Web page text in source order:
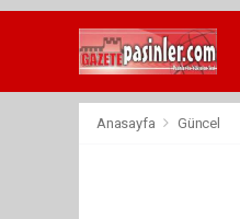
Deneme
Anasayfa Güncel